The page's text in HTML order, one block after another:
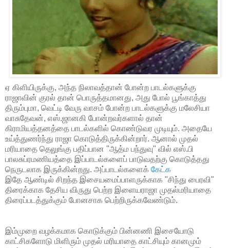
ஏ கிளியிருக்கு, அந்த நிலாவத்தான் போன்ற பாடல்களுக்கு
ராஜாவின் குரல் தான் பொருத்தமானது, அது போல் பூங்காத்து
திரும்புமா, வெட்டி வேரு வாசம் போன்ற பாடல்களுக்கு மலேசியா
வாசுதேவன், எஸ்.ஜானகி போன்றவர்களால் தான்
கிராமியத்தனத்தை பாடல்களில் கொண்டுவர முடியும். அதையே
உய்த்துணர்ந்து ராஜா கொடுத்திருக்கின்றார். ஆனால் முதல்
மரியாதை தெலுங்கு பதிப்பான "ஆத்ம பந்துவு" வில் எஸ்.பி
பாலசுப்ரமணியத்தை இப்பாடல்களைப் பாடுவதற்கு கொடுத்தது
நெருடலாக இருக்கின்றது. அப்பாடல்களைக் கேட்க
இதே ஆண்டில் சிறந்த இசையமைப்பாளருக்காக "சிந்து பைரவி"
திரைக்காக தேசிய விருது பெற்ற இளையராஜா முதல்மரியாதை
திரைப்படத்துக்கும் போனசாக பெற்றிருக்கவேண்டும்.
இம்முறை வழக்கமாக கொடுக்கும் பின்னணி இசையோடு
காட்சிகளோடு மிளிரும் முதல் மரியாதை காட்சியும் கானமும்